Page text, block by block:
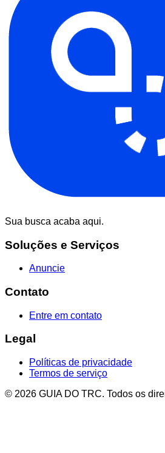
Sua busca acaba aqui.
Soluções e Serviços
Anuncie
Contato
Entre em contato
Legal
Políticas de privacidade
Termos de serviço
© 2026 GUIA DO TRC. Todos os